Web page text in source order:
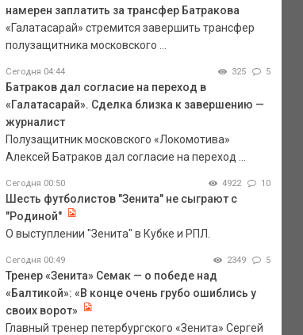
намерен заплатить за трансфер Батракова
«Галатасарай» стремится завершить трансфер
полузащитника московского ...
Сегодня 04:44 325 5
Батраков дал согласие на переход в
«Галатасарай». Сделка близка к завершению —
журналист
Полузащитник московского «Локомотива»
Алексей Батраков дал согласие на переход ...
Сегодня 00:50 4922 10
Шесть футболистов "Зенита" не сыграют с
"Родиной"
О выступлении "Зенита" в Кубке и РПЛ.
Сегодня 00:49 2349 5
Тренер «Зенита» Семак — о победе над
«Балтикой»: «В конце очень грубо ошиблись у
своих ворот»
Главный тренер петербургского «Зенита» Сергей